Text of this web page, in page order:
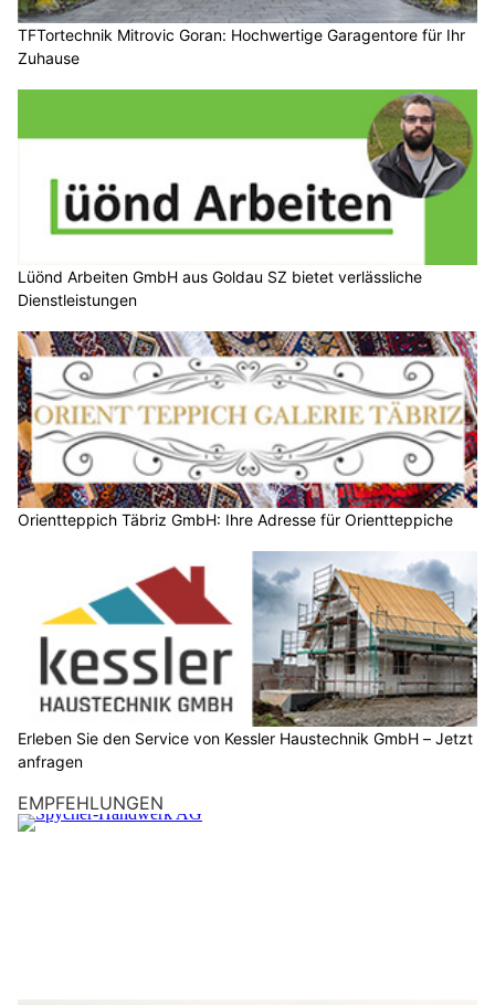
TFTortechnik Mitrovic Goran: Hochwertige Garagentore für Ihr
Zuhause
Lüönd Arbeiten GmbH aus Goldau SZ bietet verlässliche
Dienstleistungen
Orientteppich Täbriz GmbH: Ihre Adresse für Orientteppiche
Erleben Sie den Service von Kessler Haustechnik GmbH – Jetzt
anfragen
EMPFEHLUNGEN